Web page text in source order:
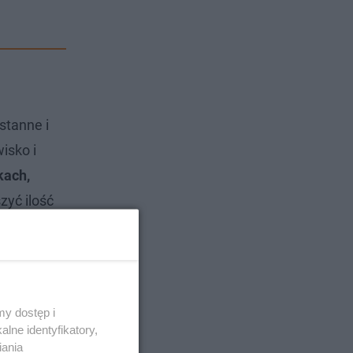
i
i
ilość
się
która
dostęp i
identyfikatory,